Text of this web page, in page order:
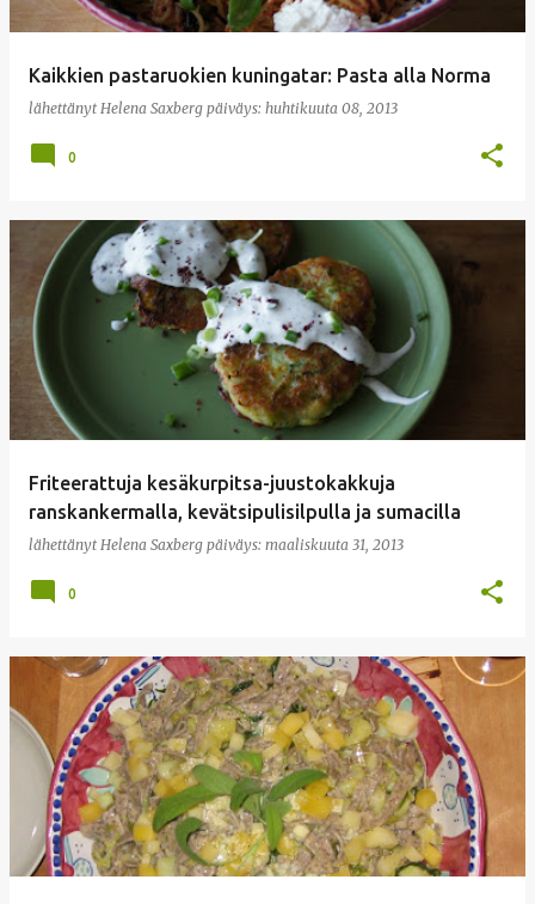
Kaikkien pastaruokien kuningatar: Pasta alla Norma
lähettänyt Helena Saxberg päiväys: huhtikuuta 08, 2013
0
Friteerattuja kesäkurpitsa-juustokakkuja
ranskankermalla, kevätsipulisilpulla ja sumacilla
lähettänyt Helena Saxberg päiväys: maaliskuuta 31, 2013
0